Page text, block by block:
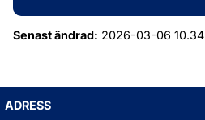
Senast ändrad: 2026-03-06 10.34
ADRESS